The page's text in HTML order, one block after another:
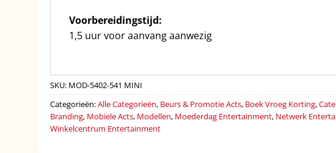
Voorbereidingstijd:
1,5 uur voor aanvang aanwezig
SKU: MOD-5402-541 MINI
Categorieën:Alle Categorieën, Beurs & Promotie Acts, Boek Vroeg Korting,
Branding, Mobiele Acts, Modellen, Moederdag Entertainment, Netwerk
Winkelcentrum Entertainment